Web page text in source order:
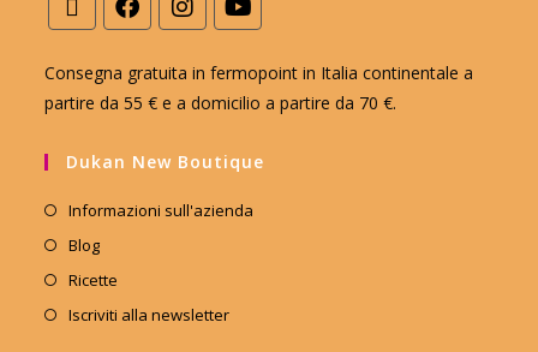
Consegna gratuita in fermopoint in Italia continentale a
partire da 55 € e a domicilio a partire da 70 €.
Dukan New Boutique
Informazioni sull'azienda
Blog
Ricette
Iscriviti alla newsletter